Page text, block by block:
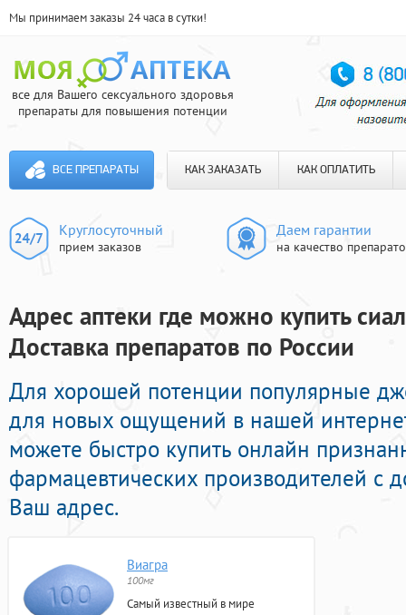
Мы принимаем заказы 24 часа в сутки!
все для Вашего сексуального здоровья
препараты для повышения потенции
ВСЕ ПРЕПАРАТЫ КАК ЗАКАЗАТЬ КАК ОПЛАТИТЬ
Круглосуточный
прием заказов
Даем гарантии
на качество
Адрес аптеки где можно купить
Доставка препаратов по России
Для хорошей потенции популярные
для новых ощущений в нашей
можете быстро купить онлайн
фармацевтических производителей с
Ваш адрес.
Виагра
100мг
Самый известный в мире